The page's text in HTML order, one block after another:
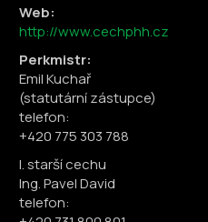
Web:
http://www.cechphh.cz
Perkmistr:
Emil Kuchař
(statutární zástupce)
telefon:
+420 775 303 788
I. starší cechu
Ing. Pavel David
telefon: